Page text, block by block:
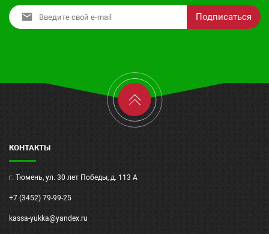
Подписаться
КОНТАКТЫ
г. Тюмень, ул. 30 лет Победы, д. 113 А
+7 (3452) 79-99-25
kassa-yukka@yandex.ru